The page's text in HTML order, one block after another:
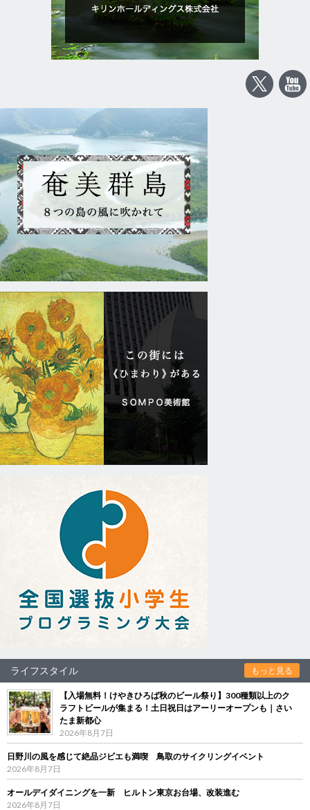
ライフスタイル もっと見る
【入場無料！けやきひろば秋のビール祭り】300種類以上のク
ラフトビールが集まる！土日祝日はアーリーオープンも｜さい
たま新都心
2026年8月7日
日野川の風を感じて絶品ジビエも満喫 鳥取のサイクリングイベント
2026年8月7日
オールデイダイニングを一新 ヒルトン東京お台場、改装進む
2026年8月7日